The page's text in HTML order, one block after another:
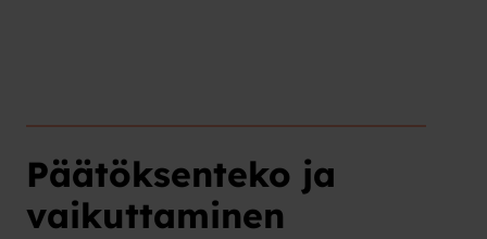
Päätöksenteko ja
vaikuttaminen